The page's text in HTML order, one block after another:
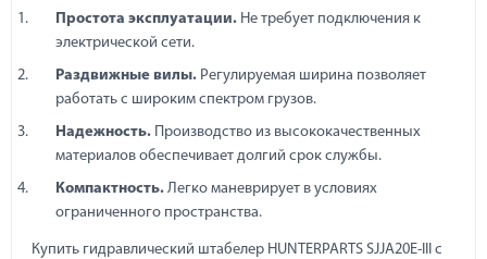
Простота эксплуатации. Не требует подключения к
электрической сети.
Раздвижные вилы. Регулируемая ширина позволяет
работать с широким спектром грузов.
Надежность. Производство из высококачественных
материалов обеспечивает долгий срок службы.
Компактность. Легко маневрирует в условиях
ограниченного пространства.
Купить гидравлический штабелер HUNTERPARTS SJJA20E-III с